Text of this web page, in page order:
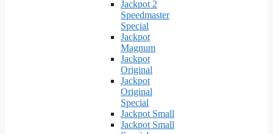
Jackpot 2
Speedmaster
Special
Jackpot
Magnum
Jackpot
Original
Jackpot
Original
Special
Jackpot Small
Jackpot Small